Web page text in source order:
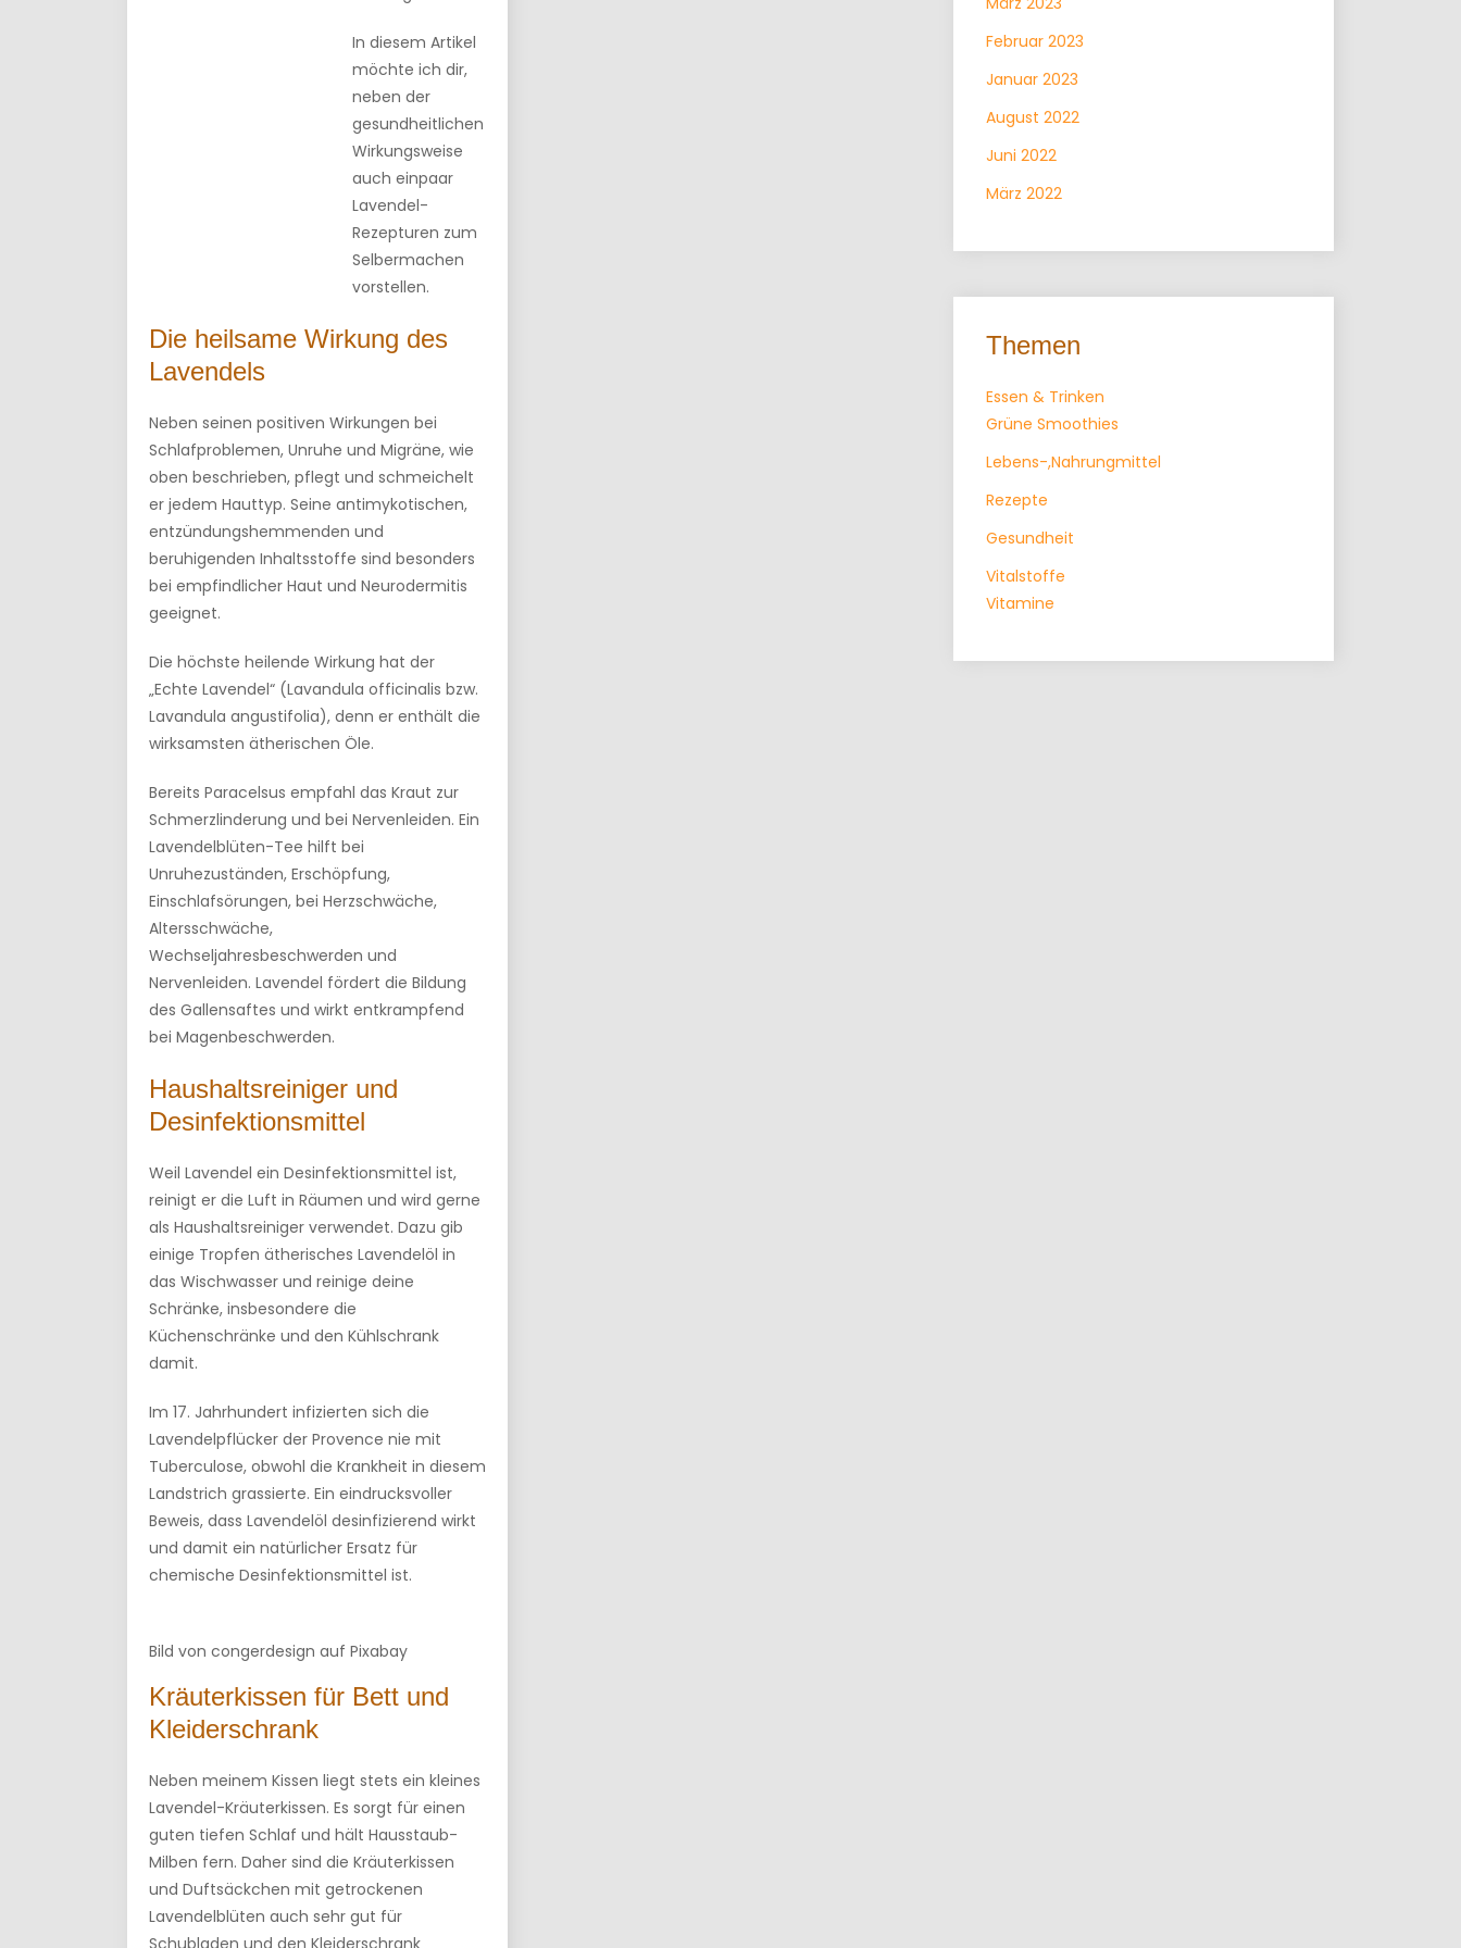
In diesem Artikel
möchte ich dir,
neben der
gesundheitlichen
Wirkungsweise
auch einpaar
Lavendel-
Rezepturen zum
Selbermachen
vorstellen.
Die heilsame Wirkung des
Lavendels
Neben seinen positiven Wirkungen bei
Schlafproblemen, Unruhe und Migräne, wie
oben beschrieben, pflegt und schmeichelt
er jedem Hauttyp. Seine antimykotischen,
entzündungshemmenden und
beruhigenden Inhaltsstoffe sind besonders
bei empfindlicher Haut und Neurodermitis
geeignet.
Die höchste heilende Wirkung hat der
„Echte Lavendel“ (Lavandula officinalis bzw.
Lavandula angustifolia), denn er enthält die
wirksamsten ätherischen Öle.
Bereits Paracelsus empfahl das Kraut zur
Schmerzlinderung und bei Nervenleiden. Ein
Lavendelblüten-Tee hilft bei
Unruhezuständen, Erschöpfung,
Einschlafsörungen, bei Herzschwäche,
Altersschwäche,
Wechseljahresbeschwerden und
Nervenleiden. Lavendel fördert die Bildung
des Gallensaftes und wirkt entkrampfend
bei Magenbeschwerden.
Haushaltsreiniger und
Desinfektionsmittel
Weil Lavendel ein Desinfektionsmittel ist,
reinigt er die Luft in Räumen und wird gerne
als Haushaltsreiniger verwendet. Dazu gib
einige Tropfen ätherisches Lavendelöl in
das Wischwasser und reinige deine
Schränke, insbesondere die
Küchenschränke und den Kühlschrank
damit.
Im 17. Jahrhundert infizierten sich die
Lavendelpflücker der Provence nie mit
Tuberculose, obwohl die Krankheit in diesem
Landstrich grassierte. Ein eindrucksvoller
Beweis, dass Lavendelöl desinfizierend wirkt
und damit ein natürlicher Ersatz für
chemische Desinfektionsmittel ist.
Bild von congerdesign auf Pixabay
Kräuterkissen für Bett und
Kleiderschrank
Neben meinem Kissen liegt stets ein kleines
Lavendel-Kräuterkissen. Es sorgt für einen
guten tiefen Schlaf und hält Hausstaub-
Milben fern. Daher sind die Kräuterkissen
und Duftsäckchen mit getrockenen
Lavendelblüten auch sehr gut für
Schubladen und den Kleiderschrank
Februar 2023
Januar 2023
August 2022
Juni 2022
März 2022
Themen
Essen & Trinken
Grüne Smoothies
Lebens-,Nahrungmittel
Rezepte
Gesundheit
Vitalstoffe
Vitamine